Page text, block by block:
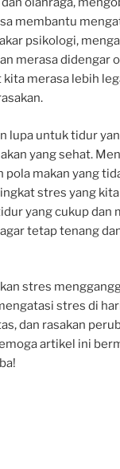
membantu
psikologi,
merasa didengar
merasa lebih
lupa untuk tidur
yang sehat.
pola makan yang
stres yang kita
yang cukup dan
tetap tenang
stres
stres di
dan rasakan
artikel ini